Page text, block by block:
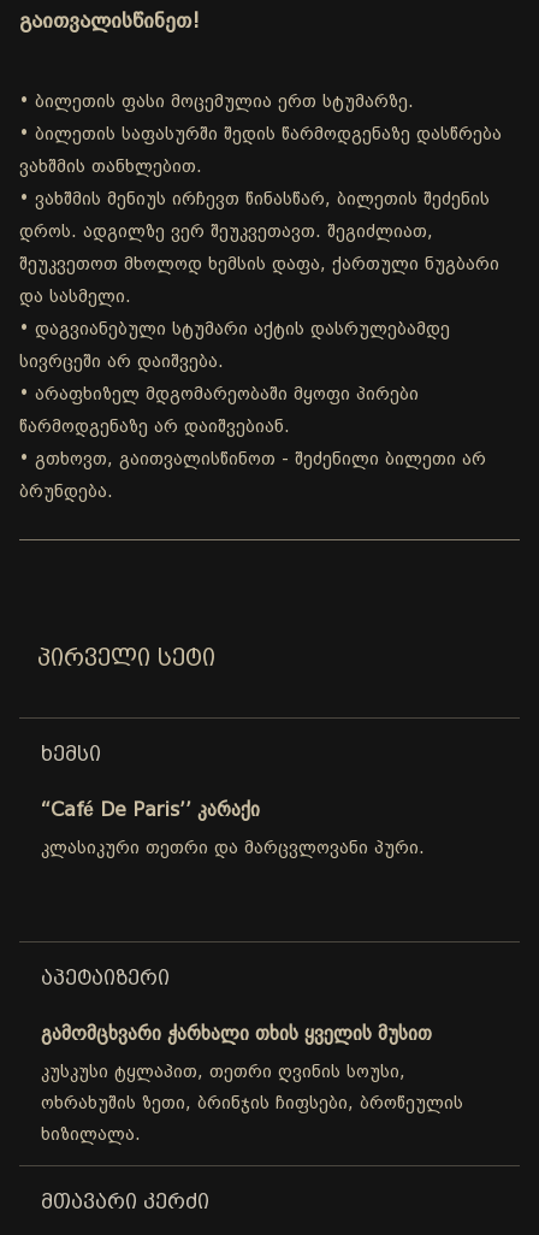
გაითვალისწინეთ!
• ბილეთის ფასი მოცემულია ერთ სტუმარზე.
• ბილეთის საფასურში შედის წარმოდგენაზე დასწრება
ვახშმის თანხლებით.
• ვახშმის მენიუს ირჩევთ წინასწარ, ბილეთის შეძენის
დროს. ადგილზე ვერ შეუკვეთავთ. შეგიძლიათ,
შეუკვეთოთ მხოლოდ ხემსის დაფა, ქართული ნუგბარი
და სასმელი.
• დაგვიანებული სტუმარი აქტის დასრულებამდე
სივრცეში არ დაიშვება.
• არაფხიზელ მდგომარეობაში მყოფი პირები
წარმოდგენაზე არ დაიშვებიან.
• გთხოვთ, გაითვალისწინოთ - შეძენილი ბილეთი არ
ბრუნდება.
ᲞᲘᲠᲕᲔᲚᲘ ᲡᲔᲢᲘ
ᲮᲔᲛᲡᲘ
“Café De Paris’’ კარაქი
კლასიკური თეთრი და მარცვლოვანი პური.
ᲐᲞᲔᲢᲐᲘᲖᲔᲠᲘ
გამომცხვარი ჭარხალი თხის ყველის მუსით
კუსკუსი ტყლაპით, თეთრი ღვინის სოუსი,
ოხრახუშის ზეთი, ბრინჯის ჩიფსები, ბროწეულის
ხიზილალა.
ᲛᲗᲐᲕᲐᲠᲘ ᲙᲔᲠᲫᲘ